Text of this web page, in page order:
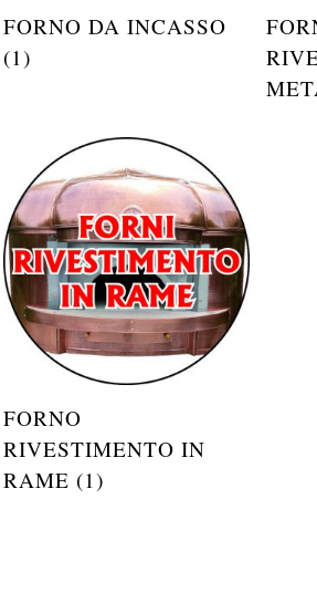
FORNO DA INCASSO
(1)
FORNO
RIVESTIMENTO IN
RAME (1)